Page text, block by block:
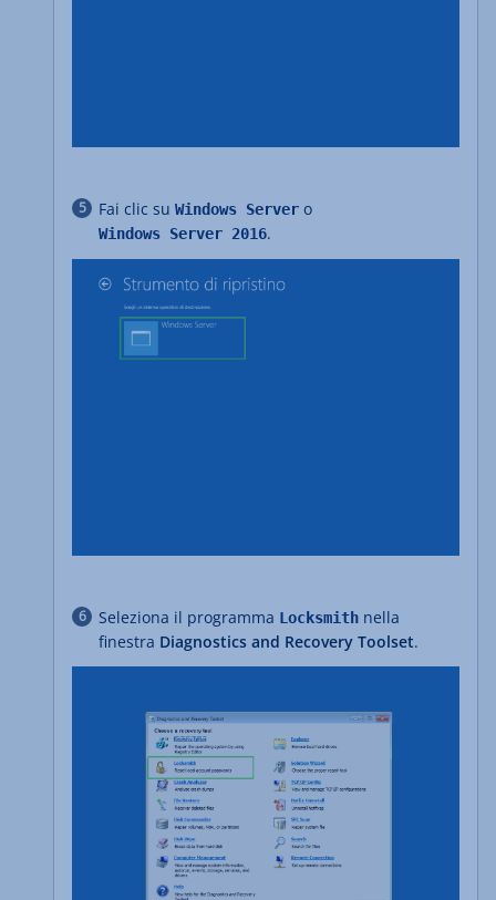
Fai clic su Windows Server o
Windows Server 2016.
Seleziona il programma Locksmith nella
finestra Diagnostics and Recovery Toolset.